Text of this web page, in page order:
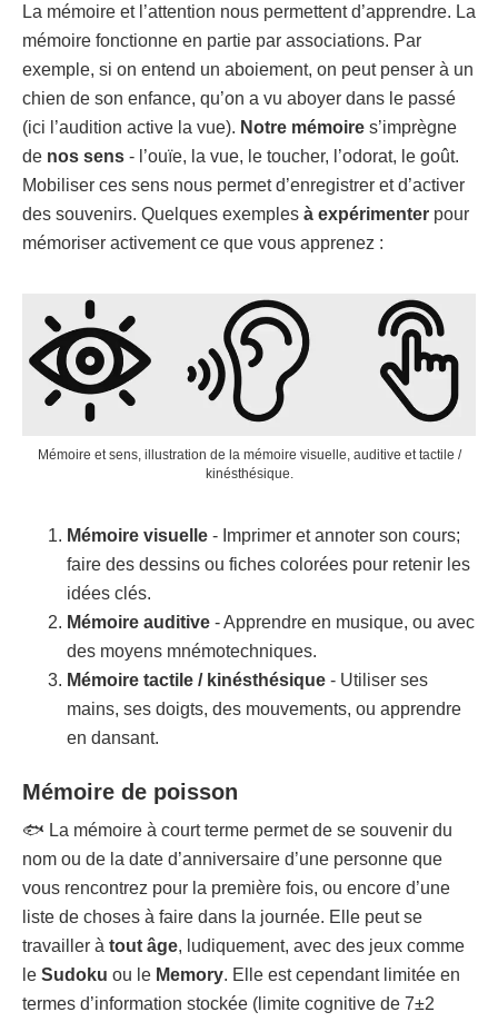
La mémoire et l’attention nous permettent d’apprendre. La
mémoire fonctionne en partie par associations. Par
exemple, si on entend un aboiement, on peut penser à un
chien de son enfance, qu’on a vu aboyer dans le passé
(ici l’audition active la vue). Notre mémoire s’imprègne
de nos sens - l’ouïe, la vue, le toucher, l’odorat, le goût.
Mobiliser ces sens nous permet d’enregistrer et d’activer
des souvenirs. Quelques exemples à expérimenter pour
mémoriser activement ce que vous apprenez :
Mémoire et sens, illustration de la mémoire visuelle, auditive et tactile /
kinésthésique.
Mémoire visuelle - Imprimer et annoter son cours;
faire des dessins ou fiches colorées pour retenir les
idées clés.
Mémoire auditive - Apprendre en musique, ou avec
des moyens mnémotechniques.
Mémoire tactile / kinésthésique - Utiliser ses
mains, ses doigts, des mouvements, ou apprendre
en dansant.
Mémoire de poisson
🐟 La mémoire à court terme permet de se souvenir du
nom ou de la date d’anniversaire d’une personne que
vous rencontrez pour la première fois, ou encore d’une
liste de choses à faire dans la journée. Elle peut se
travailler à tout âge, ludiquement, avec des jeux comme
le Sudoku ou le Memory. Elle est cependant limitée en
termes d’information stockée (limite cognitive de 7±2